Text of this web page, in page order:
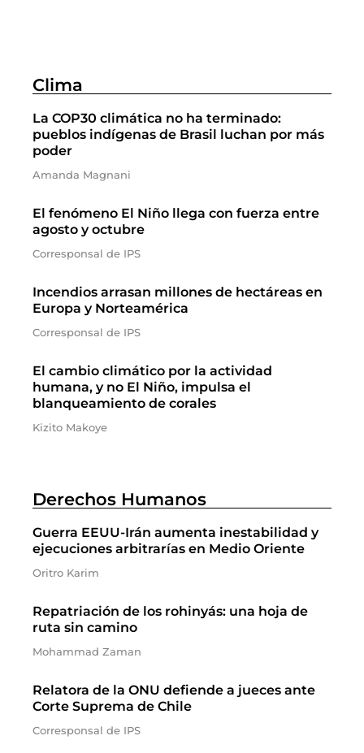
Clima
La COP30 climática no ha terminado:
pueblos indígenas de Brasil luchan por más
poder
Amanda Magnani
El fenómeno El Niño llega con fuerza entre
agosto y octubre
Corresponsal de IPS
Incendios arrasan millones de hectáreas en
Europa y Norteamérica
Corresponsal de IPS
El cambio climático por la actividad
humana, y no El Niño, impulsa el
blanqueamiento de corales
Kizito Makoye
Derechos Humanos
Guerra EEUU-Irán aumenta inestabilidad y
ejecuciones arbitrarías en Medio Oriente
Oritro Karim
Repatriación de los rohinyás: una hoja de
ruta sin camino
Mohammad Zaman
Relatora de la ONU defiende a jueces ante
Corte Suprema de Chile
Corresponsal de IPS